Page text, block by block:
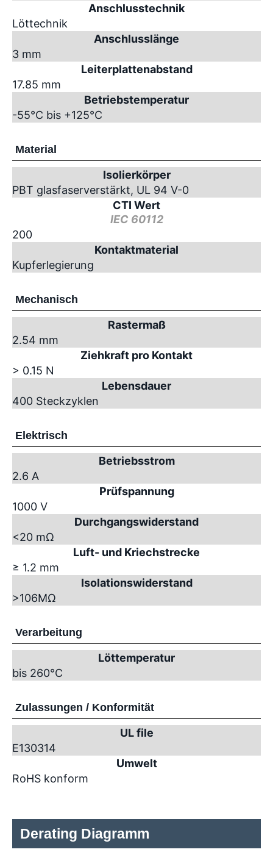
Anschlusstechnik
Löttechnik
Anschlusslänge
3 mm
Leiterplattenabstand
17.85 mm
Betriebstemperatur
-55°C bis +125°C
Material
Isolierkörper
PBT glasfaserverstärkt, UL 94 V-0
CTI Wert
IEC 60112
200
Kontaktmaterial
Kupferlegierung
Mechanisch
Rastermaß
2.54 mm
Ziehkraft pro Kontakt
> 0.15 N
Lebensdauer
400 Steckzyklen
Elektrisch
Betriebsstrom
2.6 A
Prüfspannung
1000 V
Durchgangswiderstand
<20 mΩ
Luft- und Kriechstrecke
≥ 1.2 mm
Isolationswiderstand
>106MΩ
Verarbeitung
Löttemperatur
bis 260°C
Zulassungen / Konformität
UL file
E130314
Umwelt
RoHS konform
Derating Diagramm